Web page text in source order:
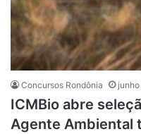
Concursos Rondônia
ICMBio abre
Agente Ambiental